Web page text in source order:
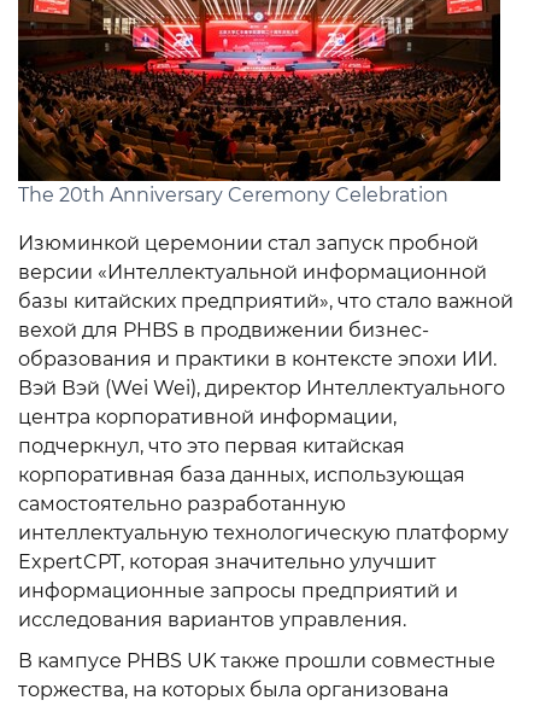
The 20th Anniversary Ceremony Celebration
Изюминкой церемонии стал запуск пробной
версии «Интеллектуальной информационной
базы китайских предприятий», что стало важной
вехой для PHBS в продвижении бизнес-
образования и практики в контексте эпохи ИИ.
Вэй Вэй (Wei Wei), директор Интеллектуального
центра корпоративной информации,
подчеркнул, что это первая китайская
корпоративная база данных, использующая
самостоятельно разработанную
интеллектуальную технологическую платформу
ExpertCPT, которая значительно улучшит
информационные запросы предприятий и
исследования вариантов управления.
В кампусе PHBS UK также прошли совместные
торжества, на которых была организована